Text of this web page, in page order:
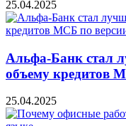
25.04.2025
Альфа-Банк стал
объему кредитов
25.04.2025